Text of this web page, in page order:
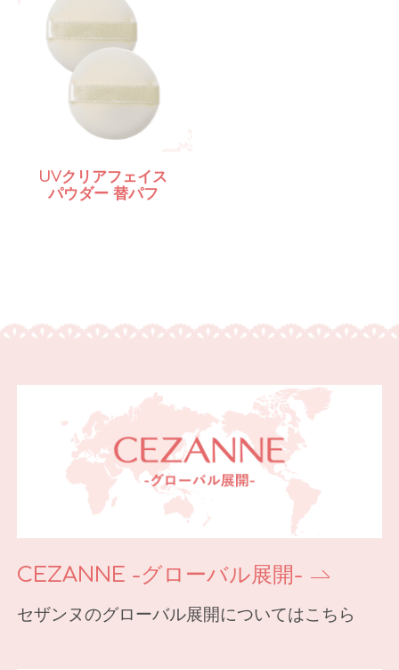
UVクリアフェイス
パウダー替パフ
CEZANNE -グローバル展開-
セザンヌのグローバル展開についてはこちら